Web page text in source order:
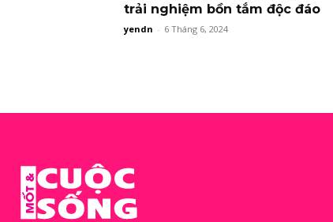
trải nghiệm bồn tắm độc đáo
yendn - 6 Tháng 6, 2024